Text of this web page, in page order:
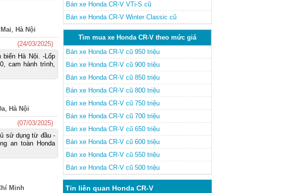
, Hà Nội
(24/03/2025)
biển Hà Nội. -Lốp
cam hành trình,
, Hà Nội
(07/03/2025)
sử dụng từ đầu -
an toàn Honda
Minh
Bán xe Honda CR-V VTi-S cũ
Bán xe Honda CR-V Winter Classic cũ
Tìm mua xe Honda CR-V theo mức giá
Bán xe Honda CR-V cũ 950 triệu
Bán xe Honda CR-V cũ 900 triệu
Bán xe Honda CR-V cũ 850 triệu
Bán xe Honda CR-V cũ 800 triệu
Bán xe Honda CR-V cũ 750 triệu
Bán xe Honda CR-V cũ 700 triệu
Bán xe Honda CR-V cũ 650 triệu
Bán xe Honda CR-V cũ 600 triệu
Bán xe Honda CR-V cũ 550 triệu
Bán xe Honda CR-V cũ 500 triệu
Tin liên quan Honda CR-V